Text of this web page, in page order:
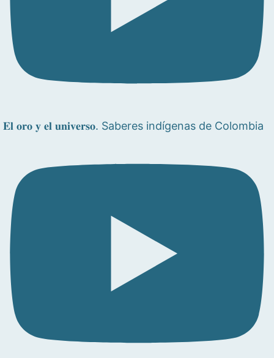
𝐄𝐥 𝐨𝐫𝐨 𝐲 𝐞𝐥 𝐮𝐧𝐢𝐯𝐞𝐫𝐬𝐨. Saberes indígenas de Colombia